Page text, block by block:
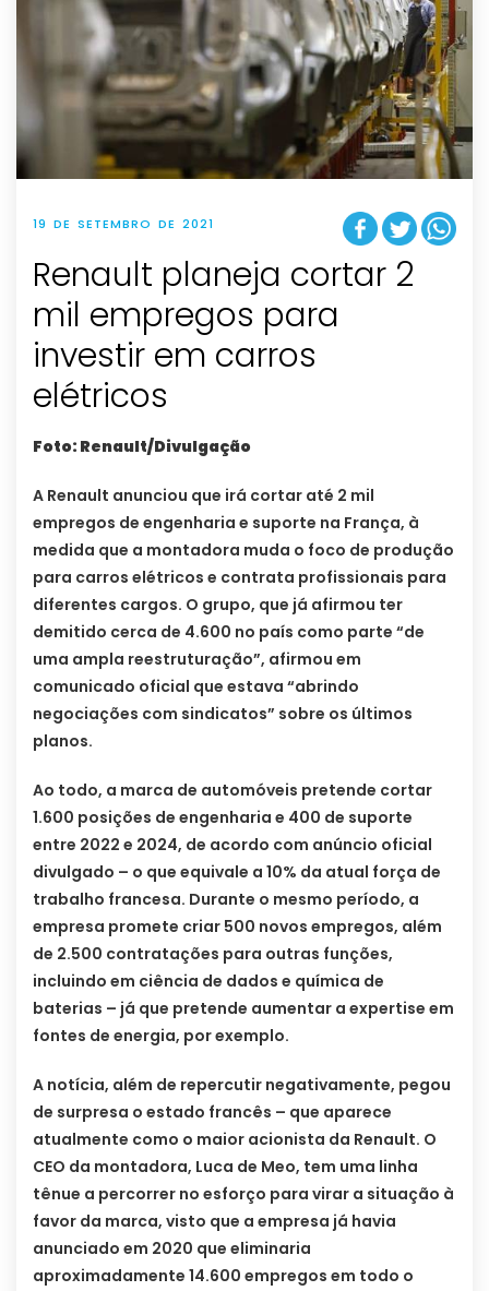
19 DE SETEMBRO DE 2021
Renault planeja cortar 2
mil empregos para
investir em carros
elétricos
Foto: Renault/Divulgação
A Renault anunciou que irá cortar até 2 mil
empregos de engenharia e suporte na França, à
medida que a montadora muda o foco de produção
para carros elétricos e contrata profissionais para
diferentes cargos. O grupo, que já afirmou ter
demitido cerca de 4.600 no país como parte “de
uma ampla reestruturação”, afirmou em
comunicado oficial que estava “abrindo
negociações com sindicatos” sobre os últimos
planos.
Ao todo, a marca de automóveis pretende cortar
1.600 posições de engenharia e 400 de suporte
entre 2022 e 2024, de acordo com anúncio oficial
divulgado – o que equivale a 10% da atual força de
trabalho francesa. Durante o mesmo período, a
empresa promete criar 500 novos empregos, além
de 2.500 contratações para outras funções,
incluindo em ciência de dados e química de
baterias – já que pretende aumentar a expertise em
fontes de energia, por exemplo.
A notícia, além de repercutir negativamente, pegou
de surpresa o estado francês – que aparece
atualmente como o maior acionista da Renault. O
CEO da montadora, Luca de Meo, tem uma linha
tênue a percorrer no esforço para virar a situação à
favor da marca, visto que a empresa já havia
anunciado em 2020 que eliminaria
aproximadamente 14.600 empregos em todo o